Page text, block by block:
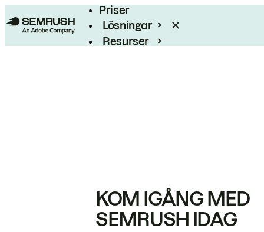
Priser
Lösningar
Resurser
KOM IGÅNG MED
SEMRUSH IDAG